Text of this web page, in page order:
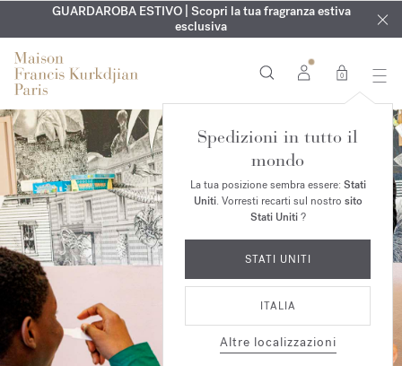
ESCLUSIVO | Scopri la nuova fragranza OUDvelvet moodnel
tuo ordine*
INCISIONE GRATUITA | Su tutte le fragranze e gli oli per il
corpo fino al 9 agosto
GUARDAROBA ESTIVO | Scopri la tua fragranza estiva
esclusiva
0
Spedizioni in tutto il
mondo
La tua posizione sembra essere: Stati
Uniti. Vorresti recarti sul nostro sito
Stati Uniti?
STATI UNITI
ITALIA
Altre localizzazioni